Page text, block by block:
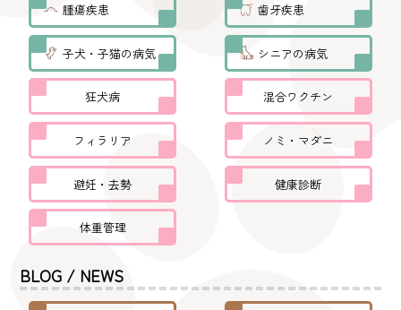
腫瘍疾患 歯牙疾患
子犬・子猫の病気 シニアの病気
狂犬病 混合ワクチン
フィラリア ノミ・マダニ
避妊・去勢 健康診断
体重管理
BLOG / NEWS